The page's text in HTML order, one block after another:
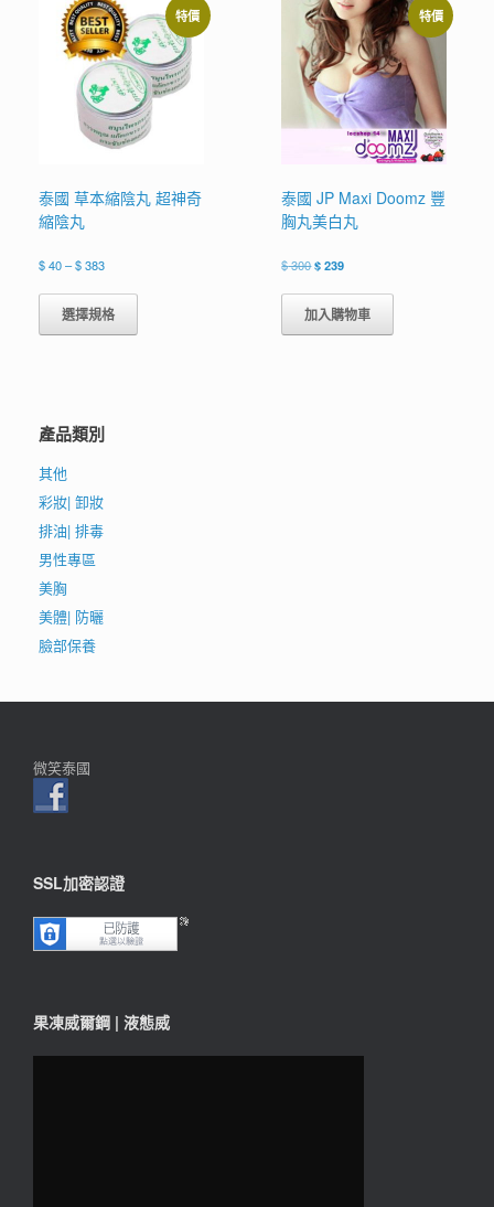
特價
泰國 草本縮陰丸 超神奇
縮陰丸
$40–$383價
範
圍：
$ 40
選擇規格
品
特價
泰國 JP Maxi Doomz 豐
胸丸美白丸
$300原
價
格：
$ 300。
$239目
價
格：
$ 239。
加入購物車
產品類別
其他
彩妝| 卸妝
排油| 排毒
男性專區
美胸
美體| 防曬
臉部保養
微笑泰國
SSL加密認證
果凍威爾鋼 | 液態威